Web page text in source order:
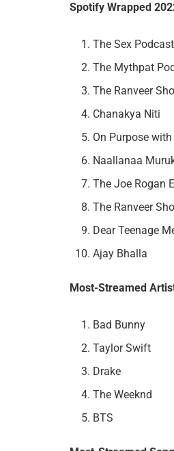
Spotify Wrapped
The Sex
The Mythpat
The Ranveer
Chanakya Niti
On Purpose
Naallanaa
The Joe Rogan
The Ranveer
Dear Teenage
Ajay Bhalla
Most-Streamed
Bad Bunny
Taylor Swift
Drake
The Weeknd
BTS